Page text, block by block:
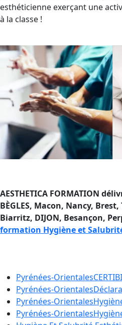
esthéticienne exerçant une
à la classe !
AESTHETICA FORMATION
BÈGLES, Macon, Nancy,
Biarritz, DIJON, Besançon,
formation Hygiène et
Pyrénées-Orientales
Pyrénées-Orientales
Pyrénées-Orientales
Pyrénées-Orientales